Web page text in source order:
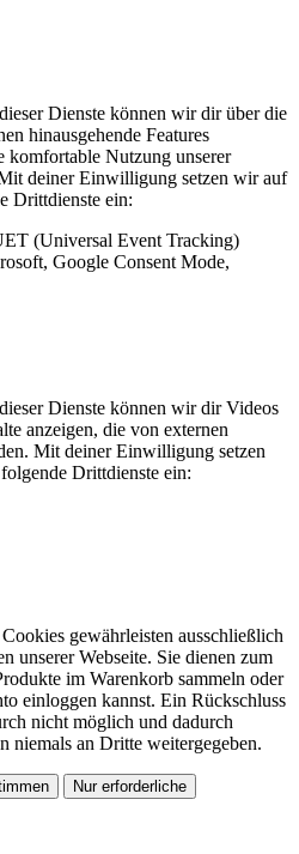
Dienste können wir dir über die
hinausgehende Features
komfortable Nutzung unserer
deiner Einwilligung setzen wir auf
Drittdienste ein:
(Universal Event Tracking)
Google Consent Mode,
Dienste können wir dir Videos
anzeigen, die von externen
Mit deiner Einwilligung setzen
Drittdienste ein:
gewährleisten ausschließlich
unserer Webseite. Sie dienen zum
im Warenkorb sammeln oder
einloggen kannst. Ein Rückschluss
nicht möglich und dadurch
niemals an Dritte weitergegeben.
Nur erforderliche